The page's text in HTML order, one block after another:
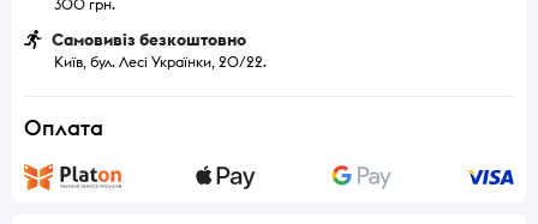
300 грн.
Самовивіз безкоштовно
Київ, бул. Лесі Українки, 20/22.
Оплата